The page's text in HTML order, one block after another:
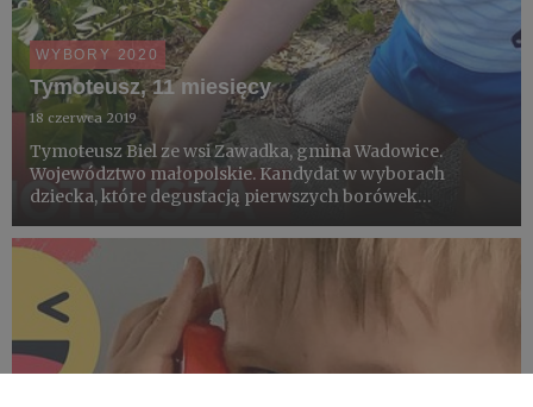
WYBORY 2020
Tymoteusz, 11 miesięcy
18 czerwca 2019
Tymoteusz Biel ze wsi Zawadka, gmina Wadowice.
Województwo małopolskie. Kandydat w wyborach
dziecka, które degustacją pierwszych borówek